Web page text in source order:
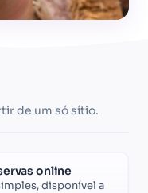
de um só sítio.
online
disponível a